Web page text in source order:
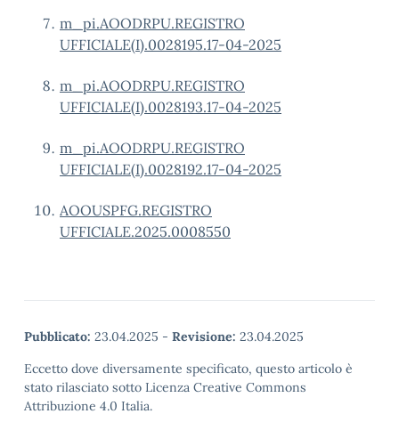
m_pi.AOODRPU.REGISTRO
UFFICIALE(I).0028195.17-04-2025
m_pi.AOODRPU.REGISTRO
UFFICIALE(I).0028193.17-04-2025
m_pi.AOODRPU.REGISTRO
UFFICIALE(I).0028192.17-04-2025
AOOUSPFG.REGISTRO
UFFICIALE.2025.0008550
Pubblicato: 23.04.2025 - Revisione: 23.04.2025
Eccetto dove diversamente specificato, questo articolo è
stato rilasciato sotto Licenza Creative Commons
Attribuzione 4.0 Italia.